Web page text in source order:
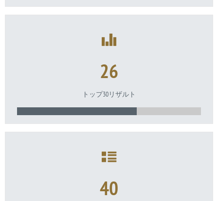
26
トップ30リザルト
40